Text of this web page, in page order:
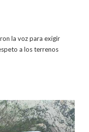
la voz para exigir
a los terrenos